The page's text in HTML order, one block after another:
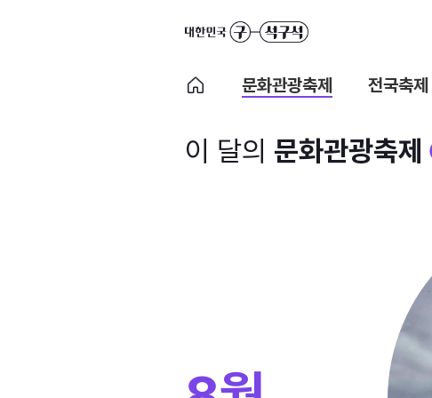
문화관광축제 전국축제
이 달의 문화관광축제